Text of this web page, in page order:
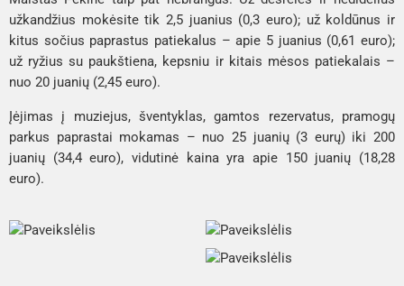
užkandžius mokėsite tik 2,5 juanius (0,3 euro); už koldūnus ir
kitus sočius paprastus patiekalus – apie 5 juanius (0,61 euro);
už ryžius su paukštiena, kepsniu ir kitais mėsos patiekalais –
nuo ​​20 juanių (2,45 euro).
Įėjimas į muziejus, šventyklas, gamtos rezervatus, pramogų
parkus paprastai mokamas – nuo 25 juanių (3 eurų) iki 200
juanių (34,4 euro), vidutinė kaina yra apie 150 juanių (18,28
euro).